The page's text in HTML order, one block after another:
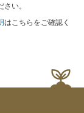
さい。
はこちらをご確認く